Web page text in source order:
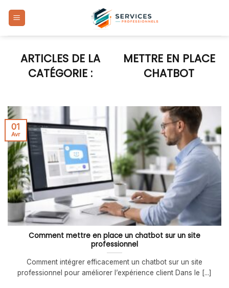
METTRE EN PLACE
CHATBOT
Comment mettre en place un chatbot sur un site
professionnel
Comment intégrer efficacement un chatbot sur un site
professionnel pour améliorer l’expérience client Dans le [...]
01
Avr